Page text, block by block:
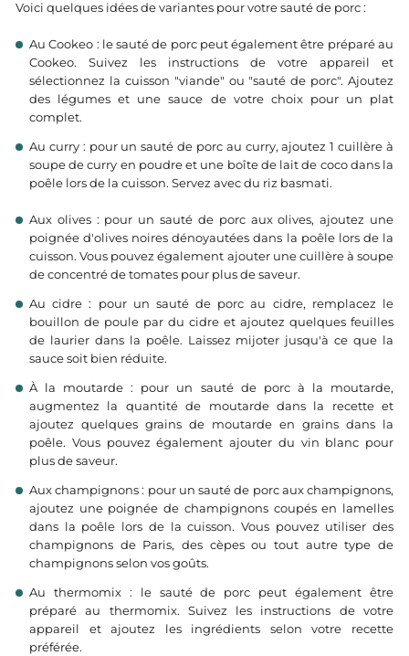
Voici quelques idées de variantes pour votre sauté de porc :
Au Cookeo : le sauté de porc peut également être préparé au
Cookeo. Suivez les instructions de votre appareil et
sélectionnez la cuisson "viande" ou "sauté de porc". Ajoutez
des légumes et une sauce de votre choix pour un plat
complet.
Au curry : pour un sauté de porc au curry, ajoutez 1 cuillère à
soupe de curry en poudre et une boîte de lait de coco dans la
poêle lors de la cuisson. Servez avec du riz basmati.
Aux olives : pour un sauté de porc aux olives, ajoutez une
poignée d'olives noires dénoyautées dans la poêle lors de la
cuisson. Vous pouvez également ajouter une cuillère à soupe
de concentré de tomates pour plus de saveur.
Au cidre : pour un sauté de porc au cidre, remplacez le
bouillon de poule par du cidre et ajoutez quelques feuilles
de laurier dans la poêle. Laissez mijoter jusqu'à ce que la
sauce soit bien réduite.
À la moutarde : pour un sauté de porc à la moutarde,
augmentez la quantité de moutarde dans la recette et
ajoutez quelques grains de moutarde en grains dans la
poêle. Vous pouvez également ajouter du vin blanc pour
plus de saveur.
Aux champignons : pour un sauté de porc aux champignons,
ajoutez une poignée de champignons coupés en lamelles
dans la poêle lors de la cuisson. Vous pouvez utiliser des
champignons de Paris, des cèpes ou tout autre type de
champignons selon vos goûts.
Au thermomix : le sauté de porc peut également être
préparé au thermomix. Suivez les instructions de votre
appareil et ajoutez les ingrédients selon votre recette
préférée.